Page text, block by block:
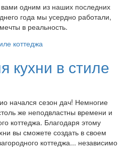
одним из наших последних
года мы усердно работали,
в реальность.
кухни в стиле
начался сезон дач! Немногие
же неподвластны времени и
коттеджа. Благодаря этому
вы сможете создать в своем
коттеджа... независимо